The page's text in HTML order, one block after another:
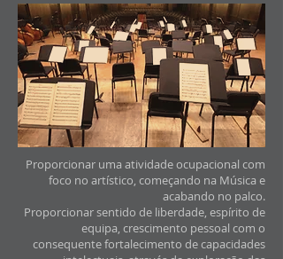
Proporcionar uma atividade ocupacional com
foco no artístico, começando na Música e
acabando no palco.
Proporcionar sentido de liberdade, espírito de
equipa, crescimento pessoal com o
consequente fortalecimento de capacidades